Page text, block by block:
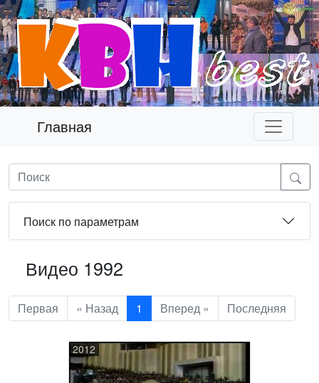
Главная
Поиск по параметрам
Видео 1992
Первая « Назад 1 Вперед » Последняя
2012